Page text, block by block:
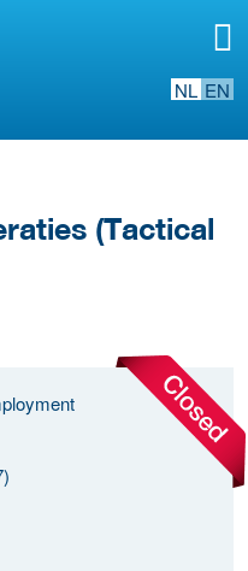
NL EN
(Tactical